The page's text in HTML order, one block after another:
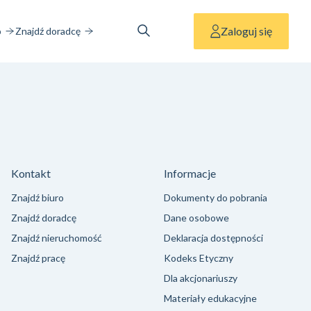
Znajdź doradcę Zaloguj się
Kontakt
Znajdź biuro
Znajdź doradcę
Znajdź nieruchomość
Znajdź pracę
Informacje
Dokumenty do pobrania
Dane osobowe
Deklaracja dostępności
Kodeks Etyczny
Dla akcjonariuszy
Materiały edukacyjne